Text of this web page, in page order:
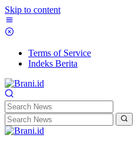
Skip to content
Terms of Service
Indeks Berita